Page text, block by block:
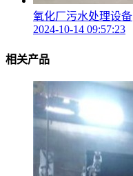
氧化厂污水处理设备
2024-10-14 09:57:23
相关产品